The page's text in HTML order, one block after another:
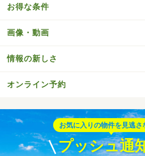
お得な条件
画像・動画
情報の新しさ
オンライン予約
お気に入りの物件を見逃さ
プッシュ通